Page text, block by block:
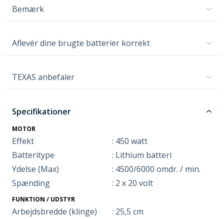
Bemærk
Aflevér dine brugte batterier korrekt
TEXAS anbefaler
Specifikationer
MOTOR
Effekt
: 450 watt
Batteritype
: Lithium batteri
Ydelse (Max)
: 4500/6000 omdr. / min.
Spænding
: 2 x 20 volt
FUNKTION / UDSTYR
Arbejdsbredde (klinge)
: 25,5 cm